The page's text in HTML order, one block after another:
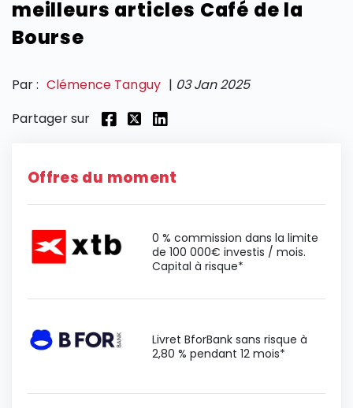
meilleurs articles Café de la
Bourse
Par : Clémence Tanguy | 03 Jan 2025
Partager sur
Offres du moment
0 % commission dans la limite
de 100 000€ investis / mois.
Capital à risque*
Livret BforBank sans risque à
2,80 % pendant 12 mois*